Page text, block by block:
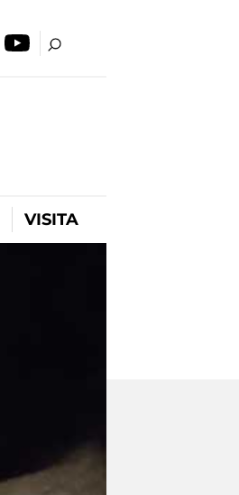
VISITA